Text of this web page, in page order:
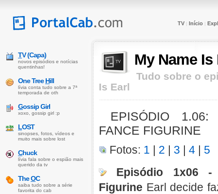
TV | Início |
My Name Is
Tudo sobre o
Is Earl
EPISÓDIO 1.06:
FANCE FIGURINE
Fotos: 1 | 2 | 3 | 4 | 5
Episódio 1x06
Figurine Earl decide
TV (Capa)
novos episódios e notícias
quentinhas!
One TreeHill
lívia conta tudo sobre a 7ª
temporada de oth
Gossip Girl
xoxo, gossip girl :p
LOST
sinopses, fotos, vídeos e
muito mais sobre lost
Chuck
lívia fala sobre o espião mais
querido da tv
TheOC
saiba tudo sobre a série
favorita do cab